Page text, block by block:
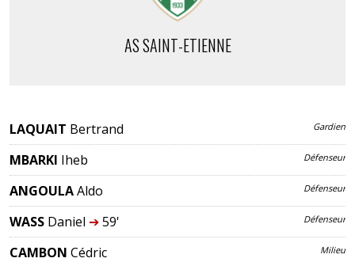
AS SAINT-ETIENNE
LAQUAIT Bertrand Gardien
MBARKI Iheb Défenseur
ANGOULAAldo Défenseur
WASS Daniel ➔59' Défenseur
CAMBON Cédric Milieu